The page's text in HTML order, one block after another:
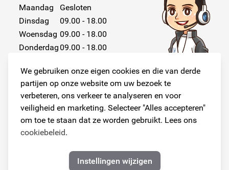
We gebruiken onze eigen cookies en die van derde
partijen op onze website om uw bezoek te
verbeteren, ons verkeer te analyseren en voor
veiligheid en marketing. Selecteer "Alles accepteren"
om toe te staan dat ze worden gebruikt. Lees ons
cookiebeleid.
Instellingen wijzigen
Maandag
Gesloten
Dinsdag
09.00 - 18.00
Woensdag 09.00 - 18.00
Donderdag 09.00 - 18.00
Zaterdag
Gesloten
Zondag
Gesloten
Volg ons!